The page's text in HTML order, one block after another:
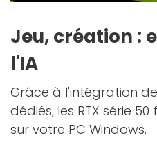
Jeu, création :
l'IA
Grâce à l'intégration
dédiés, les RTX série
sur votre PC Windows.